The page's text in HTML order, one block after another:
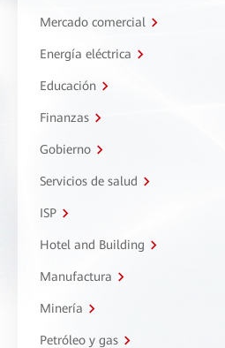
Mercado comercial
Energía eléctrica
Educación
Finanzas
Gobierno
Servicios de salud
ISP
Hotel and Building
Manufactura
Minería
Petróleo y gas